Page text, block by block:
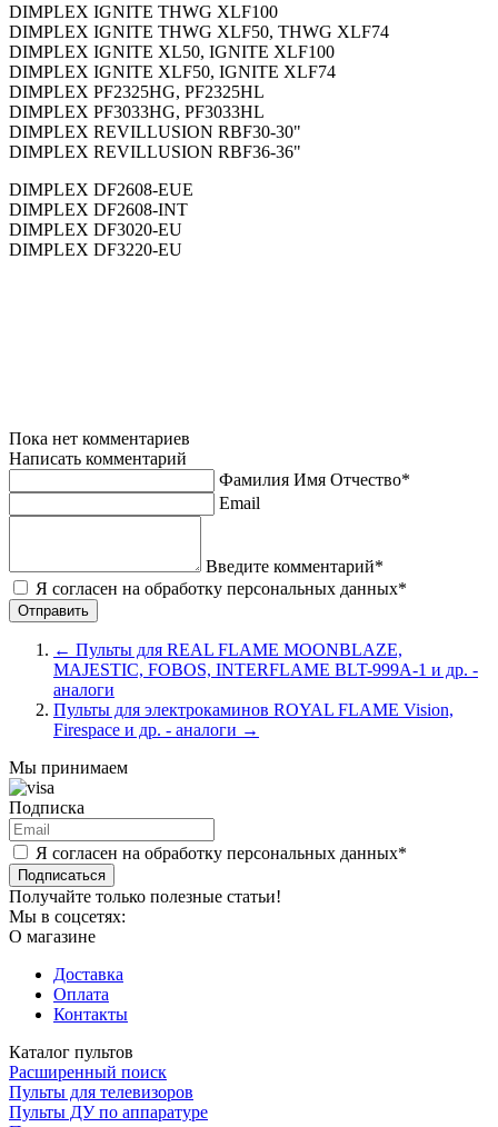
DIMPLEX IGNITE THWG XLF100
DIMPLEX IGNITE THWG XLF50, THWG XLF74
DIMPLEX IGNITE XL50, IGNITE XLF100
DIMPLEX IGNITE XLF50, IGNITE XLF74
DIMPLEX PF2325HG, PF2325HL
DIMPLEX PF3033HG, PF3033HL
DIMPLEX REVILLUSION RBF30-30"
DIMPLEX REVILLUSION RBF36-36"
DIMPLEX DF2608-EUE
DIMPLEX DF2608-INT
DIMPLEX DF3020-EU
DIMPLEX DF3220-EU
Пока нет комментариев
Написать комментарий
Фамилия Имя Отчество*
Email
Введите комментарий*
Я согласен на обработку персональных данных*
← Пульты для REAL FLAME MOONBLAZE,
MAJESTIC, FOBOS, INTERFLAME BLT-999A-1 и др. -
аналоги
Пульты для электрокаминов ROYAL FLAME Vision,
Firespace и др. - аналоги →
Мы принимаем
Подписка
Я согласен на обработку персональных данных*
Подписаться
Получайте только полезные статьи!
Мы в соцсетях:
О магазине
Доставка
Оплата
Контакты
Каталог пультов
Расширенный поиск
Пульты для телевизоров
Пульты ДУ по аппаратуре